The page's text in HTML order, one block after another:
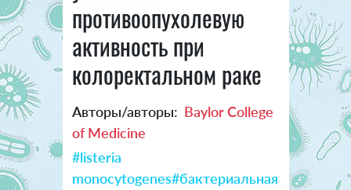
противоопухолевую
активность при
колоректальном раке
Авторы/авторы: Baylor College
of Medicine
#listeria
monocytogenes#бактериальная